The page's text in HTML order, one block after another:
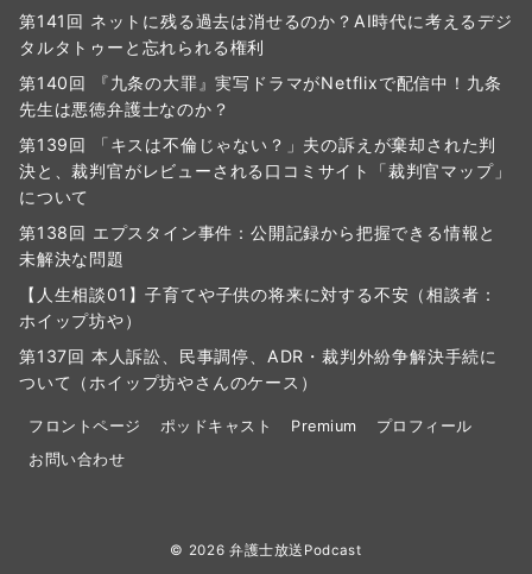
第141回 ネットに残る過去は消せるのか？AI時代に考えるデジ
タルタトゥーと忘れられる権利
第140回 『九条の大罪』実写ドラマがNetflixで配信中！九条
先生は悪徳弁護士なのか？
第139回 「キスは不倫じゃない？」夫の訴えが棄却された判
決と、裁判官がレビューされる口コミサイト「裁判官マップ」
について
第138回 エプスタイン事件：公開記録から把握できる情報と
未解決な問題
【人生相談01】子育てや子供の将来に対する不安（相談者：
ホイップ坊や）
第137回 本人訴訟、民事調停、ADR・裁判外紛争解決手続に
ついて（ホイップ坊やさんのケース）
フロントページ ポッドキャスト Premium
プロフィール
お問い合わせ
© 2026 弁護士放送Podcast